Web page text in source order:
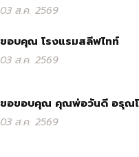
03 ส.ค. 2569
ขอบคุณ โรงแรมสลีฟไทท์
03 ส.ค. 2569
ขอขอบคุณ คุณพ่อวันดี อรุณ
03 ส.ค. 2569